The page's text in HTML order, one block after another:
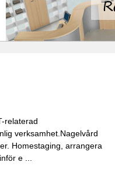
relaterad
verksamhet.Nagelvård
Homestaging, arrangera
e ...